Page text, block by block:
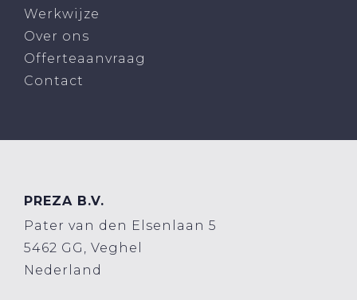
Werkwijze
Over ons
Offerteaanvraag
Contact
PREZA B.V.
Pater van den Elsenlaan 5
5462 GG, Veghel
Nederland